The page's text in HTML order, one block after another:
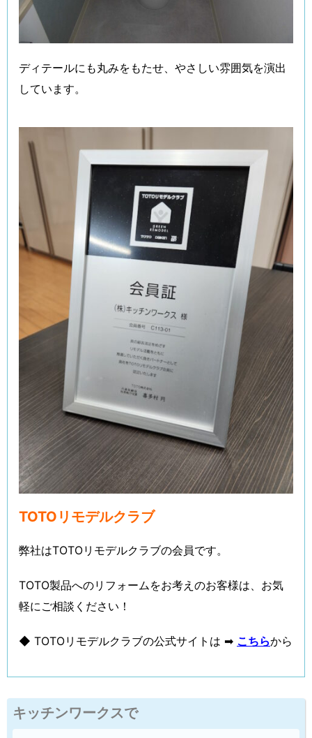
ディテールにも丸みをもたせ、やさしい雰囲気を演出
しています。
TOTOリモデルクラブ
弊社はTOTOリモデルクラブの会員です。
TOTO製品へのリフォームをお考えのお客様は、お気
軽にご相談ください！
◆ TOTOリモデルクラブの公式サイトは ➡ こちらから
キッチンワークスで